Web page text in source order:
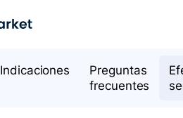
Indicaciones
Preguntas
frecuentes